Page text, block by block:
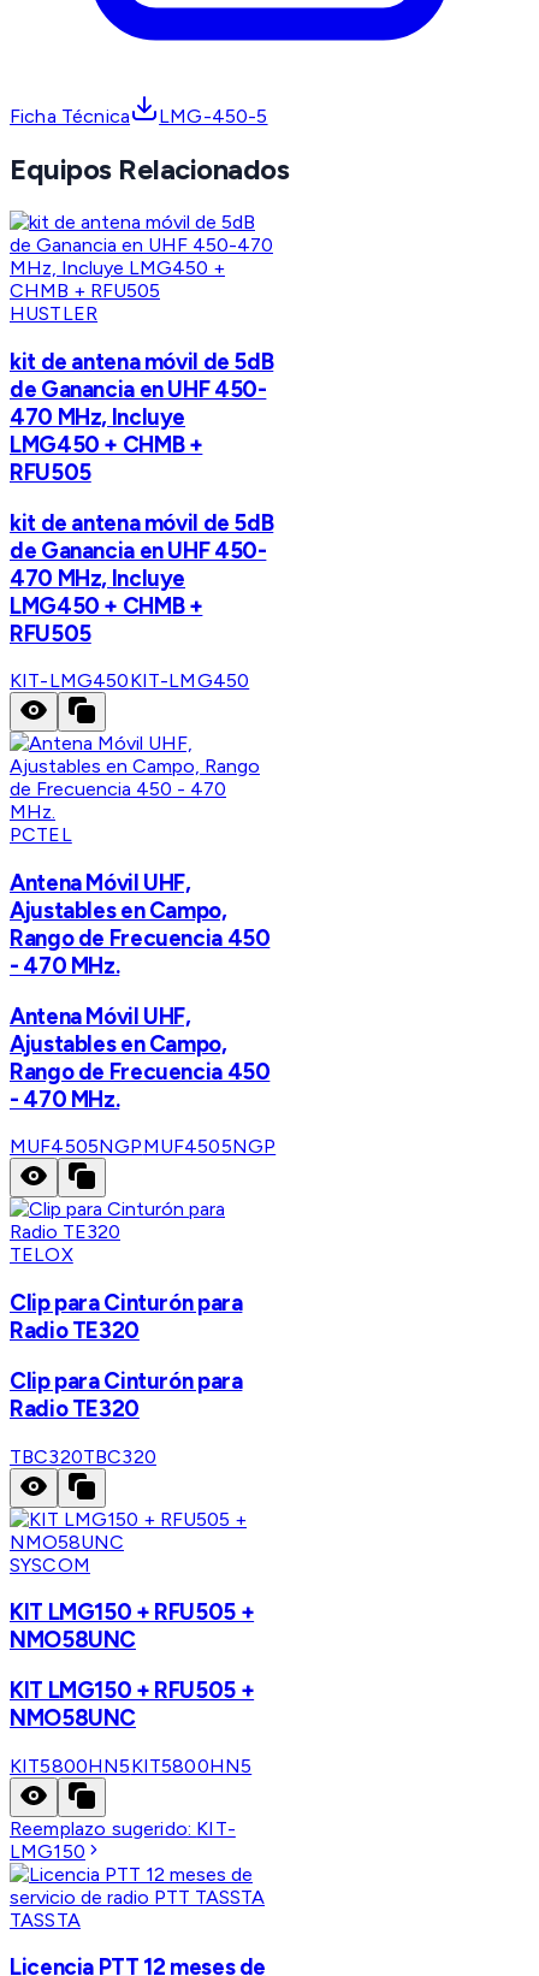
Ficha Técnica LMG-450-5
Equipos Relacionados
HUSTLER
kit de antena móvil de 5dB
de Ganancia en UHF 450-
470 MHz, Incluye
LMG450 + CHMB +
RFU505
kit de antena móvil de 5dB
de Ganancia en UHF 450-
470 MHz, Incluye
LMG450 + CHMB +
RFU505
KIT-LMG450KIT-LMG450
PCTEL
Antena Móvil UHF,
Ajustables en Campo,
Rango de Frecuencia 450
- 470 MHz.
Antena Móvil UHF,
Ajustables en Campo,
Rango de Frecuencia 450
- 470 MHz.
MUF4505NGPMUF4505NGP
TELOX
Clip para Cinturón para
Radio TE320
Clip para Cinturón para
Radio TE320
TBC320TBC320
SYSCOM
KIT LMG150 + RFU505 +
NMO58UNC
KIT LMG150 + RFU505 +
NMO58UNC
KIT5800HN5KIT5800HN5
Reemplazo sugerido: KIT-
LMG150
TASSTA
Licencia PTT 12 meses de